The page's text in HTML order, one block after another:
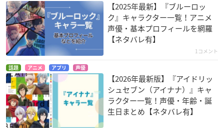
【2025年最新】『ブルーロッ
ク』キャラクター一覧！アニメ
声優・基本プロフィールを網羅
【ネタバレ有】
1コメント
話題 アニメ アプリ 声優
【2026年最新版】『アイドリッ
シュセブン（アイナナ）』キャ
ラクター一覧！声優・年齢・誕
生日まとめ【ネタバレ有】